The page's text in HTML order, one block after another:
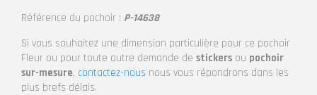
Note5
Référence du pochoir : P-14638
Si vous souhaitez une dimension particulière pour ce pochoir
Fleur ou pour toute autre demande de stickers ou pochoir
sur-mesure, contactez-nous nous vous répondrons dans les
plus brefs délais.